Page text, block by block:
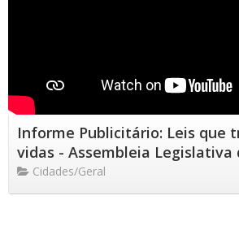
Informe Publicitário: Leis que
vidas - Assembleia Legislativa
Cidades/Geral